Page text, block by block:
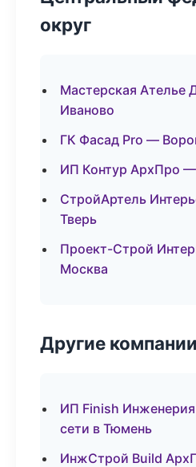
округ
Мастерская Ателье
Иваново
ГК Фасад Pro —
ИП Контур АрхПро —
СтройАртель
Тверь
Проект-Строй
Москва
Другие компании
ИП Finish
сети в Тюмень
ИнжСтрой Build